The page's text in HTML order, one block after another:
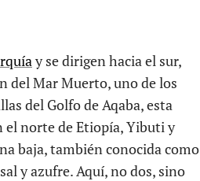
y se dirigen hacia el sur,
del Mar Muerto, uno de los
del Golfo de Aqaba, esta
el norte de Etiopía, Yibuti y
baja, también conocida como
y azufre. Aquí, no dos, sino